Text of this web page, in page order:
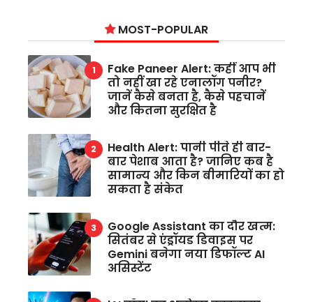
MOST-POPULAR
Fake Paneer Alert: कहीं आप भी
तो नहीं खा रहे एनालॉग पनीर?
जानें कैसे बनता है, कैसे पहचानें
और कितना सुरक्षित है
Health Alert: पानी पीते ही बार-
बार पेशाब आता है? जानिए कब है
सामान्य और किन बीमारियों का हो
सकता है संकेत
Google Assistant का दौर खत्म:
सितंबर से एंड्रॉयड डिवाइस पर
Gemini बनेगा नया डिफॉल्ट AI
असिस्टेंट